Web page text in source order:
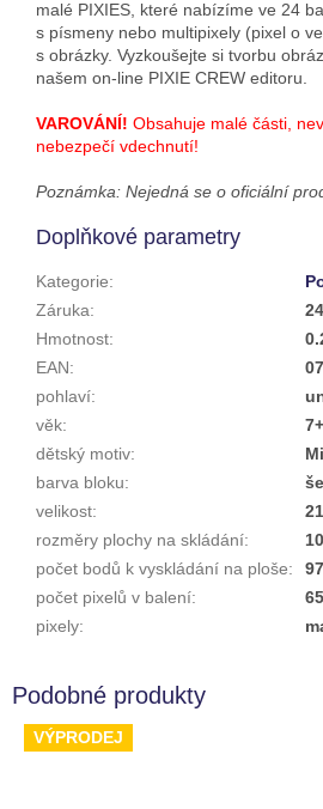
malé PIXIES, které nabízíme ve 24
s písmeny nebo multipixely (pixel o
s obrázky. Vyzkoušejte si tvorbu
našem on-line PIXIE CREW editoru.
VAROVÁNÍ! Obsahuje malé části,
nebezpečí vdechnutí!
Poznámka: Nejedná se o oficiální
Doplňkové parametry
Kategorie:
Záruka:
24
Hmotnost:
EAN:
pohlaví:
věk:
7+
dětský motiv:
barva bloku:
velikost:
rozměry plochy na skládání:
počet bodů k vyskládání na ploše:
97
počet pixelů v balení:
pixely:
VÝPRODEJ